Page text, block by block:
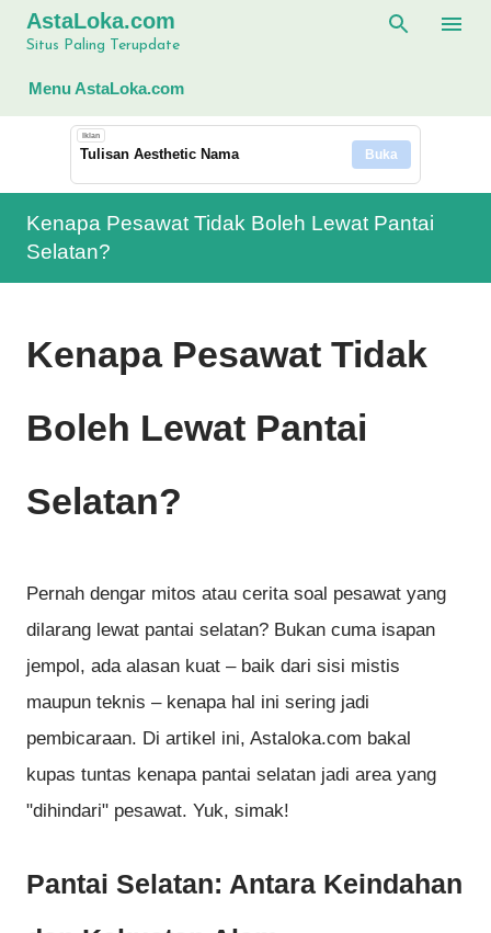
Langsung ke konten utama
AstaLoka.com
Situs Paling Terupdate
Menu AstaLoka.com
Iklan
Tulisan Aesthetic Nama Buka
Kenapa Pesawat Tidak Boleh Lewat Pantai
Selatan?
Kenapa Pesawat Tidak
Boleh Lewat Pantai
Selatan?
Pernah dengar mitos atau cerita soal pesawat yang
dilarang lewat pantai selatan? Bukan cuma isapan
jempol, ada alasan kuat – baik dari sisi mistis
maupun teknis – kenapa hal ini sering jadi
pembicaraan. Di artikel ini, Astaloka.com bakal
kupas tuntas kenapa pantai selatan jadi area yang
"dihindari" pesawat. Yuk, simak!
Pantai Selatan: Antara Keindahan